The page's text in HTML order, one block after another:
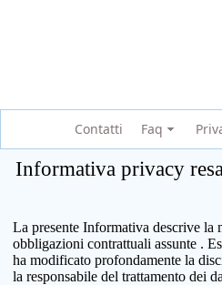
Contatti Faq
Informativa privacy
La presente Informativa descrive la
obbligazioni contrattuali assunte .
ha modificato profondamente la
la responsabile del trattamento dei